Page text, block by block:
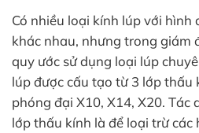
Có nhiều loại kính lúp với hình
khác nhau, nhưng trong giám
quy ước sử dụng loại lúp
lúp được cấu tạo từ 3 lớp thấu
phóng đại X10, X14, X20. Tác
lớp thấu kính là để loại trừ các